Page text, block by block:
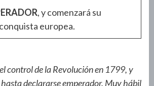
, y comenzará su
europea.
control de la Revolución en 1799, y
declararse emperador. Muy hábil